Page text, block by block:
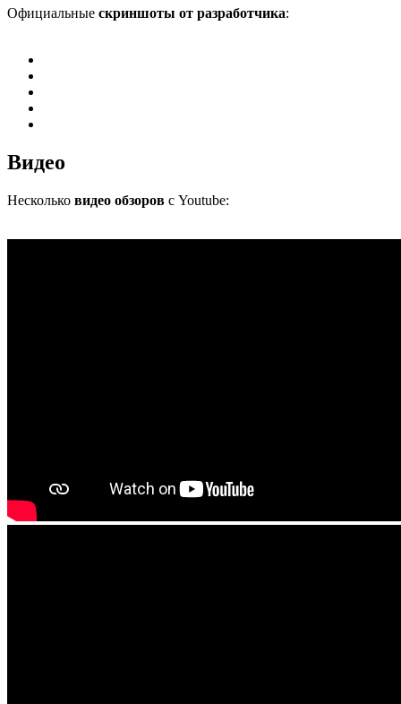
Официальные скриншоты от разработчика:
Видео
Несколько видео обзоров с Youtube: